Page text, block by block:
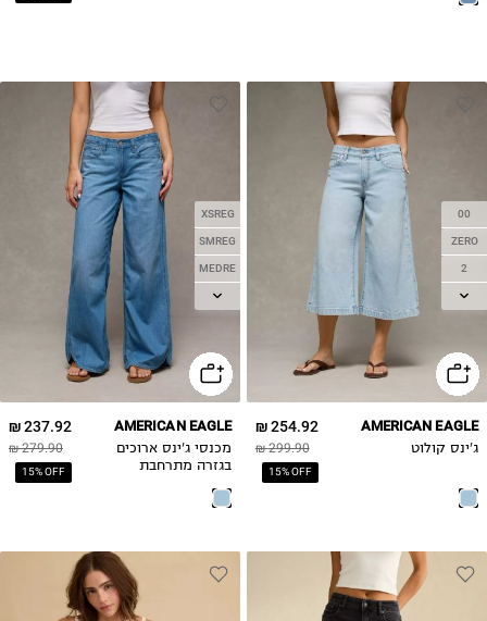
00
ZERO
2
4
10
12
14
20
254.92 ₪
299.90 ₪
15% OFF
AMERICAN EAGLE
ג'ינס קולוט
XSREG
SMREG
MEDRE
LGREG
237.92 ₪
279.90 ₪
15% OFF
AMERICAN EAGLE
מכנסי ג'ינס ארוכים
בגזרה מתרחבת